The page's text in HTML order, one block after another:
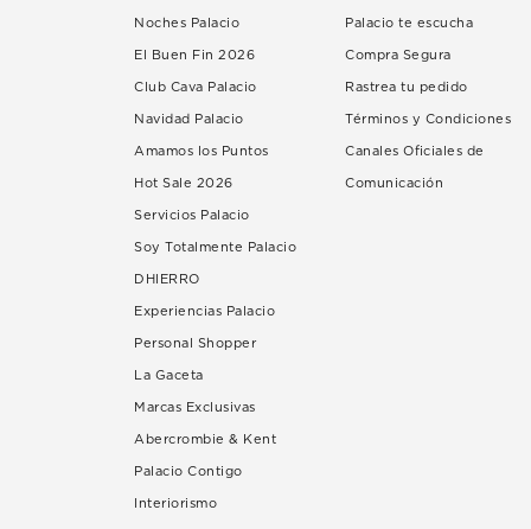
Noches Palacio
El Buen Fin 2026
Club Cava Palacio
Navidad Palacio
Amamos los Puntos
Hot Sale 2026
Servicios Palacio
Soy Totalmente Palacio
DHIERRO
Experiencias Palacio
Personal Shopper
La Gaceta
Marcas Exclusivas
Abercrombie & Kent
Palacio Contigo
Interiorismo
Palacio te escucha
Compra Segura
Rastrea tu pedido
Términos y Condiciones
Canales Oficiales de
Comunicación